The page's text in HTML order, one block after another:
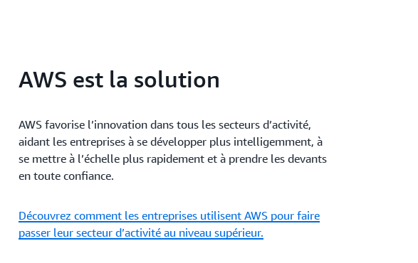
AWS est la solution
AWS favorise l’innovation dans tous les secteurs d’activité,
aidant les entreprises à se développer plus intelligemment, à
se mettre à l’échelle plus rapidement et à prendre les devants
en toute confiance.
Découvrez comment les entreprises utilisent AWS pour faire
passer leur secteur d’activité au niveau supérieur.